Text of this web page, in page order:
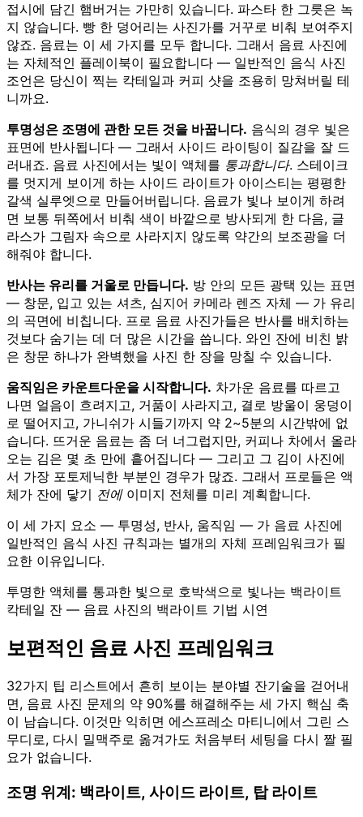
접시에 담긴 햄버거는 가만히 있습니다. 파스타 한 그릇은 녹
지 않습니다. 빵 한 덩어리는 사진가를 거꾸로 비춰 보여주지
않죠. 음료는 이 세 가지를 모두 합니다. 그래서 음료 사진에
는 자체적인 플레이북이 필요합니다 — 일반적인 음식 사진
조언은 당신이 찍는 칵테일과 커피 샷을 조용히 망쳐버릴 테
니까요.
투명성은 조명에 관한 모든 것을 바꿉니다. 음식의 경우 빛은
표면에 반사됩니다 — 그래서 사이드 라이팅이 질감을 잘 드
러내죠. 음료 사진에서는 빛이 액체를 통과합니다. 스테이크
를 멋지게 보이게 하는 사이드 라이트가 아이스티는 평평한
갈색 실루엣으로 만들어버립니다. 음료가 빛나 보이게 하려
면 보통 뒤쪽에서 비춰 색이 바깥으로 방사되게 한 다음, 글
라스가 그림자 속으로 사라지지 않도록 약간의 보조광을 더
해줘야 합니다.
반사는 유리를 거울로 만듭니다. 방 안의 모든 광택 있는 표면
— 창문, 입고 있는 셔츠, 심지어 카메라 렌즈 자체 — 가 유리
의 곡면에 비칩니다. 프로 음료 사진가들은 반사를 배치하는
것보다 숨기는 데 더 많은 시간을 씁니다. 와인 잔에 비친 밝
은 창문 하나가 완벽했을 사진 한 장을 망칠 수 있습니다.
움직임은 카운트다운을 시작합니다. 차가운 음료를 따르고
나면 얼음이 흐려지고, 거품이 사라지고, 결로 방울이 웅덩이
로 떨어지고, 가니쉬가 시들기까지 약 2~5분의 시간밖에 없
습니다. 뜨거운 음료는 좀 더 너그럽지만, 커피나 차에서 올라
오는 김은 몇 초 만에 흩어집니다 — 그리고 그 김이 사진에
서 가장 포토제닉한 부분인 경우가 많죠. 그래서 프로들은 액
체가 잔에 닿기 전에이미지 전체를 미리 계획합니다.
이 세 가지 요소 — 투명성, 반사, 움직임 — 가 음료 사진에
일반적인 음식 사진 규칙과는 별개의 자체 프레임워크가 필
요한 이유입니다.
투명한 액체를 통과한 빛으로 호박색으로 빛나는 백라이트
칵테일 잔 — 음료 사진의 백라이트 기법 시연
보편적인 음료 사진 프레임워크
32가지 팁 리스트에서 흔히 보이는 분야별 잔기술을 걷어내
면, 음료 사진 문제의 약 90%를 해결해주는 세 가지 핵심 축
이 남습니다. 이것만 익히면 에스프레소 마티니에서 그린 스
무디로, 다시 밀맥주로 옮겨가도 처음부터 세팅을 다시 짤 필
요가 없습니다.
조명 위계: 백라이트, 사이드 라이트, 탑 라이트